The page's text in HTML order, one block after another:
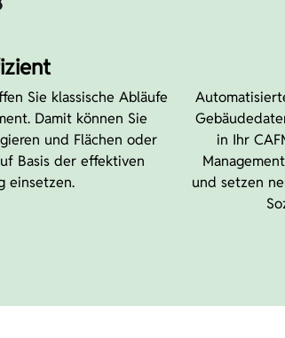
Sie klassische Abläufe
Damit können Sie
und Flächen oder
Basis der effektiven
einsetzen.
in Ihr
und setzen